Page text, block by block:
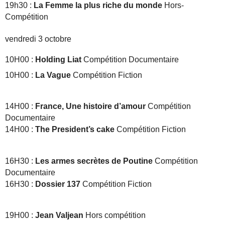
19h30 : La Femme la plus riche du monde Hors-
Compétition
vendredi 3octobre
10H00 : Holding Liat Compétition Documentaire
10H00 : La Vague Compétition Fiction
14H00 : France, Une histoire d’amour Compétition
Documentaire
14H00 :The President’s cake Compétition Fiction
16H30 : Les armes secrètes de Poutine Compétition
Documentaire
16H30 : Dossier 137Compétition Fiction
19H00 :Jean Valjean Hors compétition